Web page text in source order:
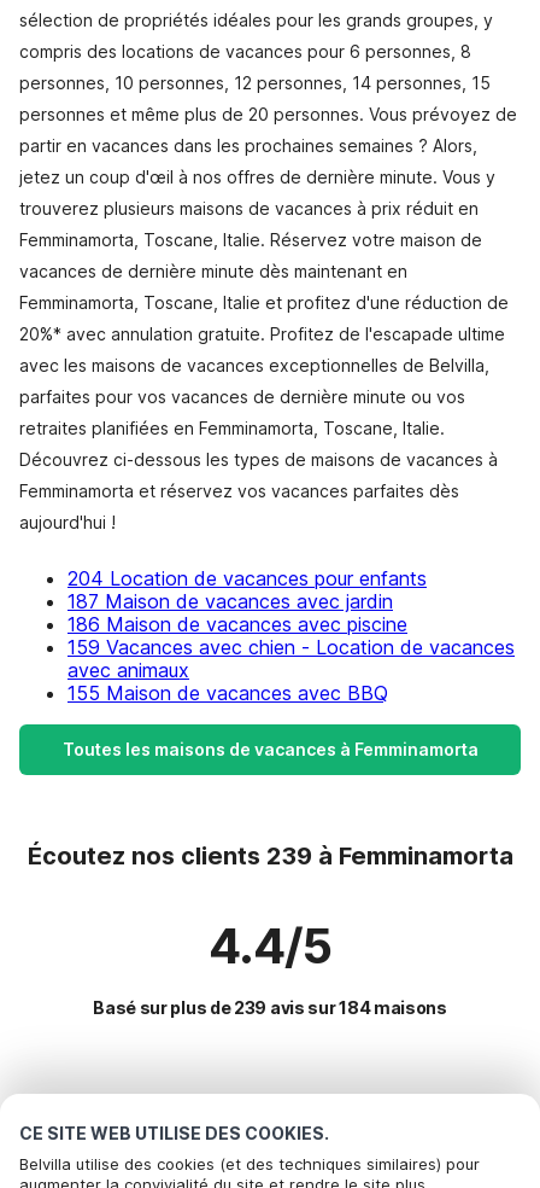
CE SITE WEB UTILISE DES COOKIES.
Belvilla utilise des cookies (et des techniques similaires) pour
sélection de propriétés idéales pour les grands groupes, y
compris des locations de vacances pour 6 personnes, 8
personnes, 10 personnes, 12 personnes, 14 personnes, 15
personnes et même plus de 20 personnes. Vous prévoyez de
partir en vacances dans les prochaines semaines ? Alors,
jetez un coup d'œil à nos offres de dernière minute. Vous y
trouverez plusieurs maisons de vacances à prix réduit en
Femminamorta, Toscane, Italie. Réservez votre maison de
vacances de dernière minute dès maintenant en
Femminamorta, Toscane, Italie et profitez d'une réduction de
20%* avec annulation gratuite. Profitez de l'escapade ultime
avec les maisons de vacances exceptionnelles de Belvilla,
parfaites pour vos vacances de dernière minute ou vos
retraites planifiées en Femminamorta, Toscane, Italie.
Découvrez ci-dessous les types de maisons de vacances à
Femminamorta et réservez vos vacances parfaites dès
aujourd'hui !
204 Location de vacances pour enfants
187 Maison de vacances avec jardin
186 Maison de vacances avec piscine
159 Vacances avec chien - Location de vacances
avec animaux
155 Maison de vacances avec BBQ
Toutes les maisons de vacances à Femminamorta
Écoutez nos clients 239 à Femminamorta
4.4/5
Basé sur plus de 239 avis sur 184 maisons
vacances